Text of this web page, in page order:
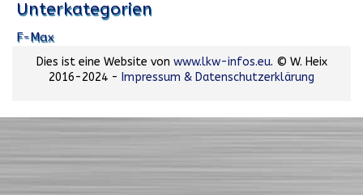
Unterkategorien
F-Max
Dies ist eine Website von www.lkw-infos.eu. © W. Heix
2016-2024 - Impressum & Datenschutzerklärung